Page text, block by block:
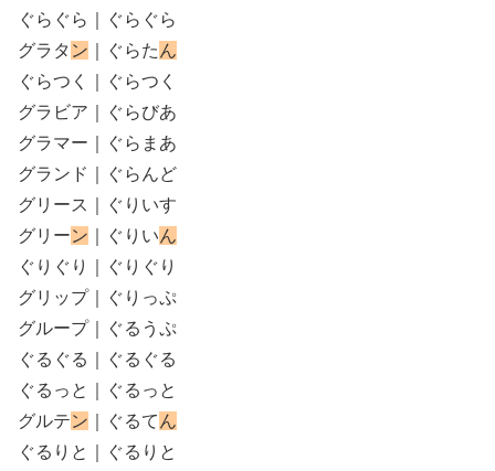
ぐらぐら｜ぐらぐら
グラタ ン ｜ぐらた ん
ぐらつく｜ぐらつく
グラビア｜ぐらびあ
グラマー｜ぐらまあ
グランド｜ぐらんど
グリース｜ぐりいす
グリーン ｜ぐりいん
ぐりぐり｜ぐりぐり
グリップ｜ぐりっぷ
グループ｜ぐるうぷ
ぐるぐる｜ぐるぐる
ぐるっと｜ぐるっと
グルテン ｜ぐるて ん
ぐるりと｜ぐるりと